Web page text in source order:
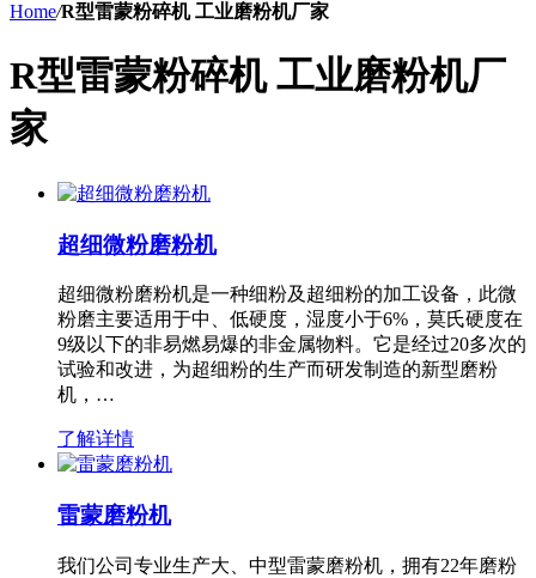
Home/R型雷蒙粉碎机 工业磨粉机厂家
R型雷蒙粉碎机 工业磨粉机厂
家
超细微粉磨粉机
超细微粉磨粉机是一种细粉及超细粉的加工设备，此微
粉磨主要适用于中、低硬度，湿度小于6%，莫氏硬度在
9级以下的非易燃易爆的非金属物料。它是经过20多次的
试验和改进，为超细粉的生产而研发制造的新型磨粉
机，…
了解详情
雷蒙磨粉机
我们公司专业生产大、中型雷蒙磨粉机，拥有22年磨粉